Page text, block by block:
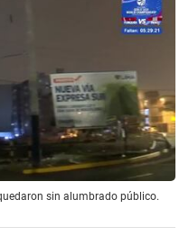
sin alumbrado público.